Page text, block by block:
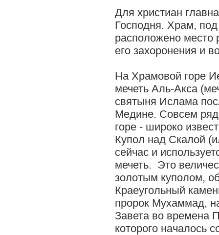
Для христиан
Господня. Храм,
расположено место
его захоронения и
На Храмовой горе
мечеть Аль-Акса
святыня Ислама
Медине. Совсем
горе - широко
Купол над Скалой
сейчас и
мечеть. Это
золотым куполом,
Краеугольный
пророк Мухаммад,
Завета во времена
которого началось